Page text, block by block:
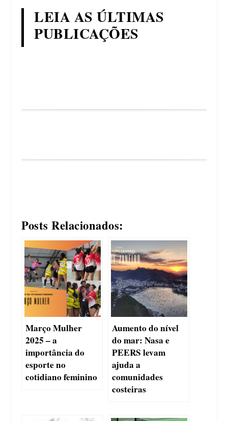
LEIA AS ÚLTIMAS
PUBLICAÇÕES
Posts Relacionados:
Março Mulher
2025 – a
importância do
esporte no
cotidiano feminino
Aumento do nível
do mar: Nasa e
PEERS levam
ajuda a
comunidades
costeiras